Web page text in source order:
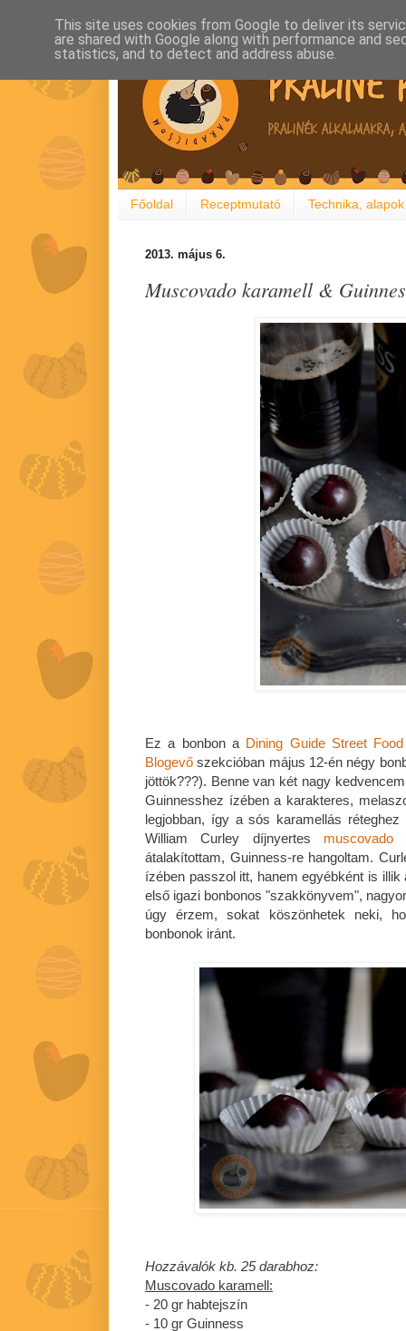
Főoldal Receptmutató Technika, alapok
2013. május 6.
Muscovado karamell &
Ez a bonbon a Dining Guide Street
Blogevő szekcióban május 12-én négy
jöttök???). Benne van két nagy
Guinnesshez ízében a karakteres,
legjobban, így a sós karamellás
William Curley díjnyertes muscovado
átalakítottam, Guinness-re hangoltam.
ízében passzol itt, hanem egyébként is
első igazi bonbonos "szakkönyvem",
úgy érzem, sokat köszönhetek neki,
bonbonok iránt.
Hozzávalók kb. 25 darabhoz:
Muscovado karamell:
- 20 gr habtejszín
- 10 gr Guinness
This site uses cookies from Google to deliver its
are shared with Google along with performance and
statistics, and to detect and address abuse.